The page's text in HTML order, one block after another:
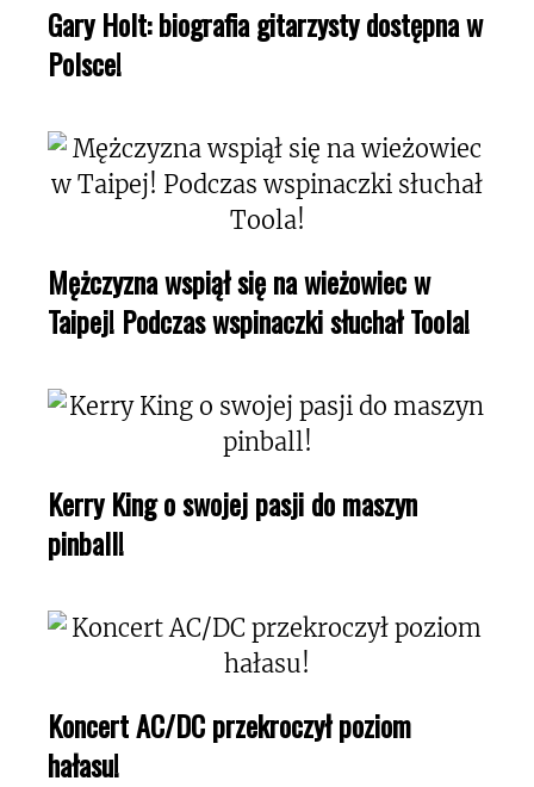
Gary Holt: biografia gitarzysty dostępna w
Polsce!
Mężczyzna wspiął się na wieżowiec w
Taipej! Podczas wspinaczki słuchał Toola!
Kerry King o swojej pasji do maszyn
pinball!
Koncert AC/DC przekroczył poziom
hałasu!